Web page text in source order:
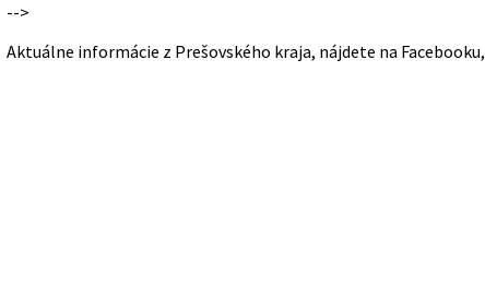
-->
Aktuálne informácie z Prešovského kraja, nájdete na Facebooku,